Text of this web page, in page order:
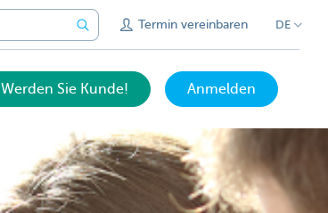
Termin vereinbaren DE
Werden Sie Kunde! Anmelden